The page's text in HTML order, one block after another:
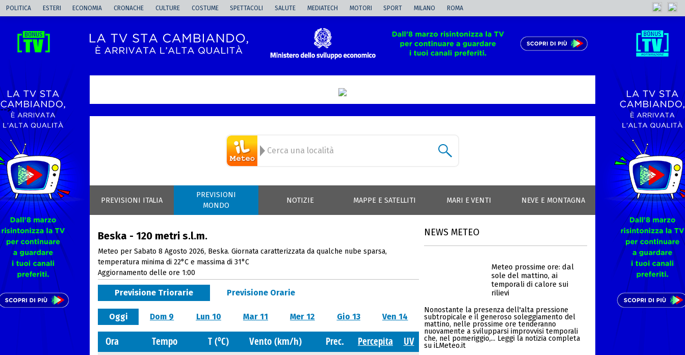
POLITICA ESTERI ECONOMIA CRONACHE CULTURE COSTUME SPETTACOLI SALUTE MEDIATECH MOTORI SPORT MILANO ROMA
-->
PREVISIONI ITALIA
PREVISIONI
MONDO
NOTIZIE MAPPE E SATELLITI MARI E VENTI NEVE E MONTAGNA
Beska - 120 metri s.l.m.
Meteo per Sabato 8 Agosto 2026, Beska. Giornata caratterizzata da qualche nube sparsa,
temperatura minima di 22°C e massima di 31°C
Aggiornamento delle ore 1:00
Previsione Triorarie Previsione Orarie
Oggi Dom 9 Lun 10 Mar 11 Mer 12 Gio 13 Ven 14
Ora Tempo T (oC) Vento (km/h) Prec. Percepita UV
NEWS METEO
Meteo prossime ore: dal
sole del mattino, ai
temporali di calore sui
rilievi
Nonostante la presenza dell'alta pressione
subtropicale e il generoso soleggiamento del
mattino, nelle prossime ore tenderanno
nuovamente a svilupparsi improvvisi temporali
che, nel pomeriggio,... Leggi la notizia completa
su iLMeteo.it